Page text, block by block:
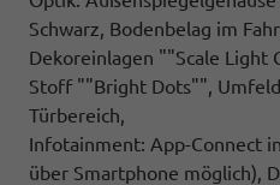
Schwarz, Bodenbelag im
Dekoreinlagen ""Scale Light
Stoff ""Bright Dots"",
Türbereich,
Infotainment: App-Connect
über Smartphone möglich),